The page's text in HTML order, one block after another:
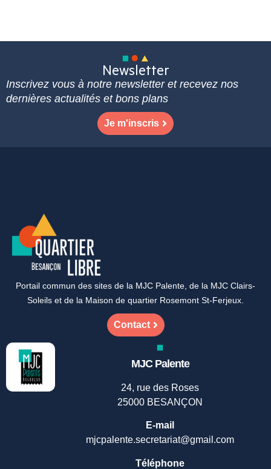
Newsletter
Inscrivez vous à notre newsletter et recevez nos
dernières actualités et bons plans
Je m'inscris
Portail commun des sites de la MJC Palente, de la MJC Clairs-
Soleils et de la Maison de quartier Rosemont St-Ferjeux.
Contact
MJC Palente
24, rue des Roses
25000 BESANÇON
E-mail
mjcpalente.secretariat@gmail.com
Téléphone